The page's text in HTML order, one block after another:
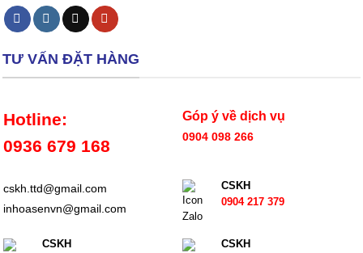
TƯ VẤN ĐẶT HÀNG
Hotline:
0936 679 168
Góp ý về dịch vụ
0904 098 266
cskh.ttd@gmail.com
inhoasenvn@gmail.com
CSKH
0904 217 379
CSKH
CSKH